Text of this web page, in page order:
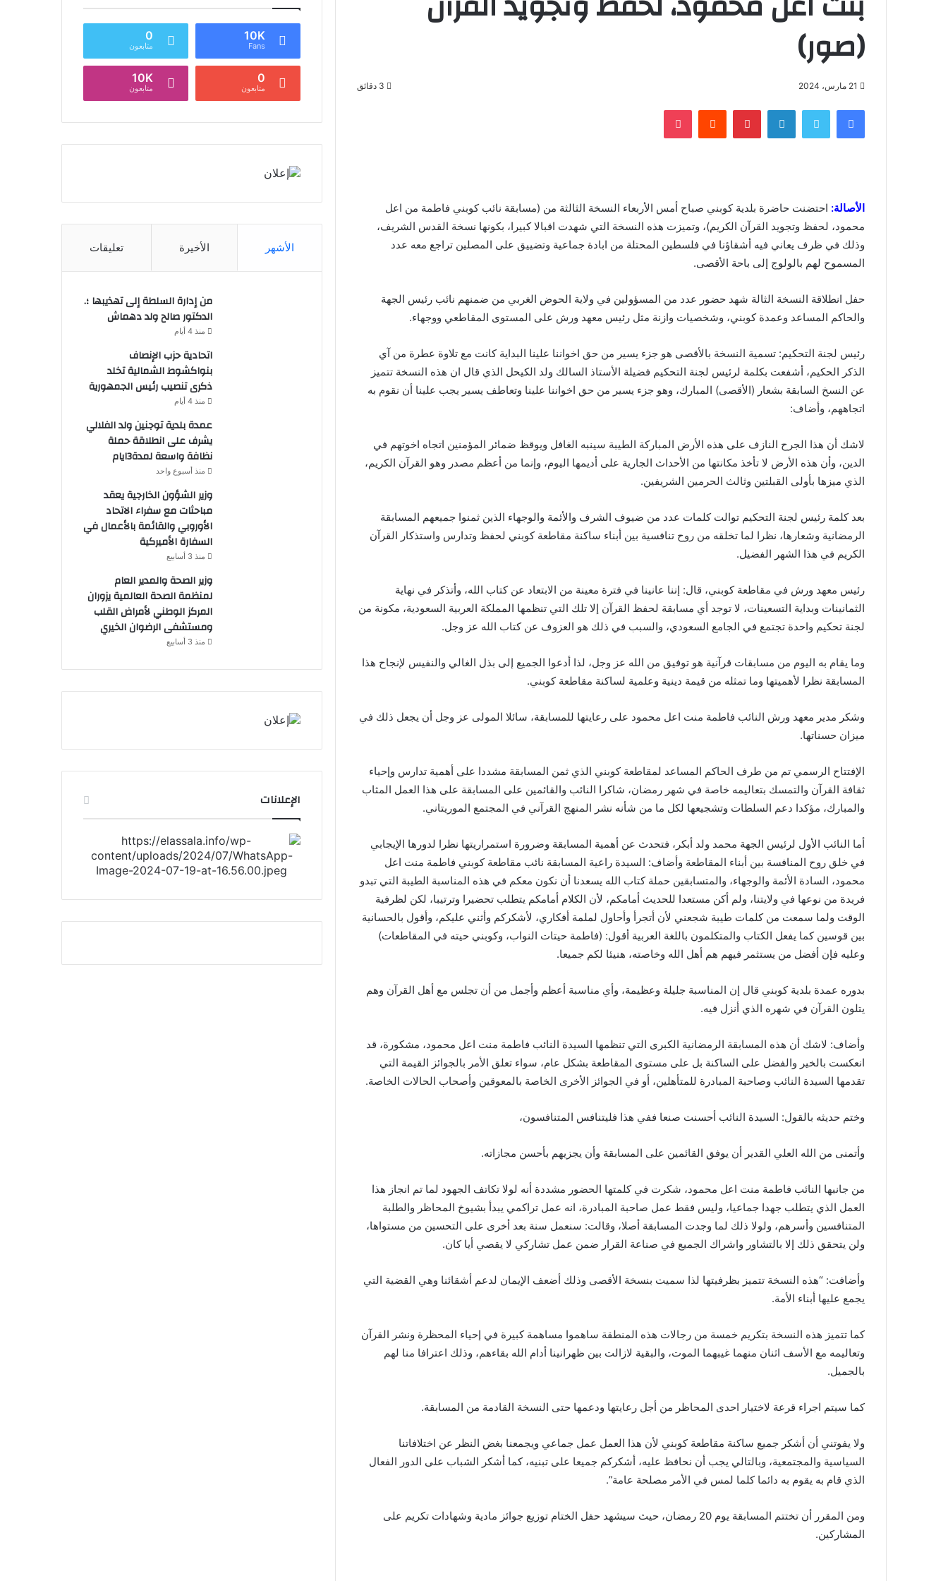
(صور)
21 مارس، 2024
فيسبوك لينكدإن بينتيريست
الأصالة: احتضنت حاضرة بلدية كوبني صباح أمس الأربعاء النسخة الثالثة من (مسابقة نائب كوبني فاطمة من اعل
محمود، لحفظ وتجويد القرآن الكريم)، وتميزت هذه النسخة التي شهدت اقبالا كبيرا، بكونها نسخة القدس الشريف،
وذلك في ظرف يعاني فيه أشقاؤنا في فلسطين المحتلة من ابادة جماعية وتضييق على المصلين تراجع معه عدد
المسموح لهم بالولوج إلى باحة الأقصى.
حفل انطلاقة النسخة الثالة شهد حضور عدد من المسؤولين في ولاية الحوض الغربي من ضمنهم نائب رئيس الجهة
والحاكم المساعد وعمدة كوبني، وشخصيات وازنة مثل رئيس معهد ورش على المستوى المقاطعي ووجهاء.
رئيس لجنة التحكيم: تسمية النسخة بالأقصى هو جزء يسير من حق اخواننا علينا البداية كانت مع تلاوة عطرة من آي
الذكر الحكيم، أشفعت بكلمة لرئيس لجنة التحكيم فضيلة الأستاذ السالك ولد الكيحل الذي قال ان هذه النسخة تتميز
عن النسخ السابقة بشعار (الأقصى) المبارك، وهو جزء يسير من حق اخواننا علينا وتعاطف يسير يجب علينا أن نقوم به
اتجاههم، وأضاف:
لاشك أن هذا الجرح النازف على هذه الأرض المباركة الطيبة سينبه الغافل ويوقظ ضمائر المؤمنين اتجاه اخوتهم في
الدين، وأن هذه الأرض لا تأخذ مكانتها من الأحداث الجارية على أديمها اليوم، وإنما من أعظم مصدر وهو القرآن الكريم،
الذي ميزها بأولى القبلتين وثالث الحرمين الشريفين.
بعد كلمة رئيس لجنة التحكيم توالت كلمات عدد من ضيوف الشرف والأئمة والوجهاء الذين ثمنوا جميعهم المسابقة
الرمضانية وشعارها، نظرا لما تخلقه من روح تنافسية بين أبناء ساكنة مقاطعة كوبني لحفظ وتدارس واستذكار القرآن
الكريم في هذا الشهر الفضيل.
رئيس معهد ورش في مقاطعة كوبني، قال: إننا عانينا في فترة معينة من الابتعاد عن كتاب الله، وأتذكر في نهاية
الثمانينات وبداية التسعينات، لا توجد أي مسابقة لحفظ القرآن إلا تلك التي تنظمها المملكة العربية السعودية، مكونة من
لجنة تحكيم واحدة تجتمع في الجامع السعودي، والسبب في ذلك هو العزوف عن كتاب الله عز وجل.
وما يقام به اليوم من مسابقات قرآنية هو توفيق من الله عز وجل، لذا أدعوا الجميع إلى بذل الغالي والنفيس لإنجاح هذا
المسابقة نظرا لأهميتها وما تمثله من قيمة دينية وعلمية لساكنة مقاطعة كوبني.
وشكر مدير معهد ورش النائب فاطمة منت اعل محمود على رعايتها للمسابقة، سائلا المولى عز وجل أن يجعل ذلك في
ميزان حسناتها.
الإفتتاح الرسمي تم من طرف الحاكم المساعد لمقاطعة كوبني الذي ثمن المسابقة مشددا على أهمية تدارس وإحياء
ثقافة القرآن والتمسك بتعاليمه خاصة في شهر رمضان، شاكرا النائب والقائمين على المسابقة على هذا العمل المثاب
والمبارك، مؤكدا دعم السلطات وتشجيعها لكل ما من شأنه نشر المنهج القرآني في المجتمع الموريتاني.
أما النائب الأول لرئيس الجهة محمد ولد أبكر، فتحدث عن أهمية المسابقة وضرورة استمراريتها نظرا لدورها الإيجابي
في خلق روح المنافسة بين أبناء المقاطعة وأضاف: السيدة راعية المسابقة نائب مقاطعة كوبني فاطمة منت اعل
محمود، السادة الأئمة والوجهاء، والمتسابقين حملة كتاب الله يسعدنا أن نكون معكم في هذه المناسبة الطيبة التي تبدو
فريدة من نوعها في ولايتنا، ولم أكن مستعدا للحديث أمامكم، لأن الكلام أمامكم يتطلب تحضيرا وترتيبا، لكن لظرفية
الوقت ولما سمعت من كلمات طيبة شجعني لأن أتجرأ وأحاول لملمة أفكاري، لأشكركم وأثني عليكم، وأقول بالحسانية
بين قوسين كما يفعل الكتاب والمتكلمون باللغة العربية أقول: (فاطمة حيتات النواب، وكوبني حيته في المقاطعات)
وعليه فإن أفضل من يستثمر فيهم هم أهل الله وخاصته، هنيئا لكم جميعا.
بدوره عمدة بلدية كوبني قال إن المناسبة جليلة وعظيمة، وأي مناسبة أعظم وأجمل من أن تجلس مع أهل القرآن وهم
يتلون القرآن في شهره الذي أنزل فيه.
وأضاف: لاشك أن هذه المسابقة الرمضانية الكبرى التي تنظمها السيدة النائب فاطمة منت اعل محمود، مشكورة، قد
انعكست بالخير والفضل على الساكنة بل على مستوى المقاطعة بشكل عام، سواء تعلق الأمر بالجوائز القيمة التي
تقدمها السيدة النائب وصاحبة المبادرة للمتأهلين، أو في الجوائز الأخرى الخاصة بالمعوقين وأصحاب الحالات الخاصة.
وختم حديثه بالقول: السيدة النائب أحسنت صنعا ففي هذا فليتنافس المتنافسون،
وأتمنى من الله العلي القدير أن يوفق القائمين على المسابقة وأن يجزيهم بأحسن مجازاته.
من جانبها النائب فاطمة منت اعل محمود، شكرت في كلمتها الحضور مشددة أنه لولا تكاتف الجهود لما تم انجاز هذا
العمل الذي يتطلب جهدا جماعيا، وليس فقط عمل صاحبة المبادرة، انه عمل تراكمي يبدأ بشيوخ المحاظر والطلبة
المتنافسين وأسرهم، ولولا ذلك لما وجدت المسابقة أصلا، وقالت: سنعمل سنة بعد أخرى على التحسين من مستواها،
ولن يتحقق ذلك إلا بالتشاور واشراك الجميع في صناعة القرار ضمن عمل تشاركي لا يقصي أيا كان.
وأضافت: “هذه النسخة تتميز بظرفيتها لذا سميت بنسخة الأقصى وذلك أضعف الإيمان لدعم أشقائنا وهي القضية التي
يجمع عليها أبناء الأمة.
كما تتميز هذه النسخة بتكريم خمسة من رجالات هذه المنطقة ساهموا مساهمة كبيرة في إحياء المحظرة ونشر القرآن
وتعاليمه مع الأسف اثنان منهما غيبهما الموت، والبقية لازالت بين ظهرانينا أدام الله بقاءهم، وذلك اعترافا منا لهم
بالجميل.
كما سيتم اجراء قرعة لاختيار احدى المحاظر من أجل رعايتها ودعمها حتى النسخة القادمة من المسابقة.
ولا يفوتني أن أشكر جميع ساكنة مقاطعة كوبني لأن هذا العمل عمل جماعي ويجمعنا بغض النظر عن اختلافاتنا
السياسية والمجتمعية، وبالتالي يجب أن نحافظ عليه، أشكركم جميعا على تبنيه، كما أشكر الشباب على الدور الفعال
الذي قام به يقوم به دائما كلما لمس في الأمر مصلحة عامة”.
ومن المقرر أن تختتم المسابقة يوم 20 رمضان، حيث سيشهد حفل الختام توزيع جوائز مادية وشهادات تكريم على
المشاركين.
10K
Fans
0
متابعون
0
متابعون
10K
متابعون
الأشهر الأخيرة تعليقات
من إدارة السلطة إلى تهذيبها ؛.
الدكتور صالح ولد دهماش
منذ 4 أيام
اتحادية حزب الإنصاف
بنواكشوط الشمالية تخلد
ذكرى تنصيب رئيس الجمهورية
منذ 4 أيام
عمدة بلدية توجنين ولد الفلالي
يشرف على انطلاقة حملة
نظافة واسعة لمدة3ايام
منذ أسبوع واحد
وزير الشؤون الخارجية يعقد
مباحثات مع سفراء الاتحاد
الأوروبي والقائمة بالأعمال في
السفارة الأميركية
منذ 3 أسابيع
وزير الصحة والمدير العام
لمنظمة الصحة العالمية يزوران
المركز الوطني لأمراض القلب
ومستشفى الرضوان الخيري
منذ 3 أسابيع
الإعلانات